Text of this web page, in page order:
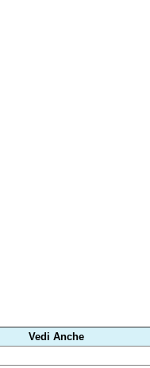
Vedi Anche